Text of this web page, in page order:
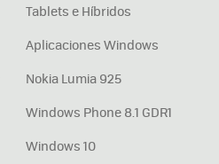
Tablets e Híbridos
Aplicaciones Windows
Nokia Lumia 925
Windows Phone 8.1 GDR1
Windows 10